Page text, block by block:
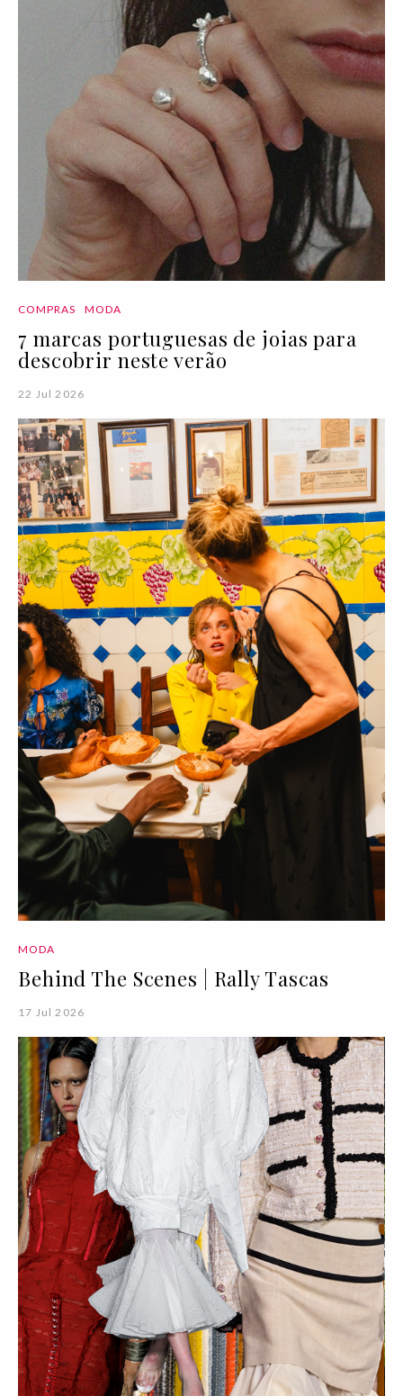
COMPRAS MODA
7 marcas portuguesas de joias para
descobrir neste verão
22 Jul 2026
MODA
Behind The Scenes | Rally Tascas
17 Jul 2026